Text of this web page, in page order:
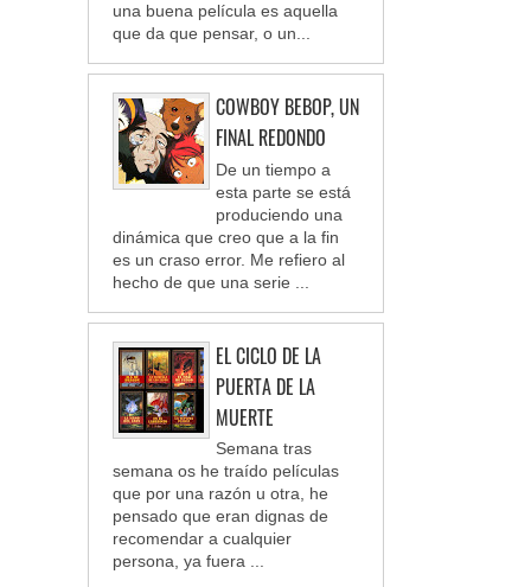
una buena película es aquella
que da que pensar, o un...
COWBOY BEBOP, UN
FINAL REDONDO
De un tiempo a
esta parte se está
produciendo una
dinámica que creo que a la fin
es un craso error. Me refiero al
hecho de que una serie ...
EL CICLO DE LA
PUERTA DE LA
MUERTE
Semana tras
semana os he traído películas
que por una razón u otra, he
pensado que eran dignas de
recomendar a cualquier
persona, ya fuera ...